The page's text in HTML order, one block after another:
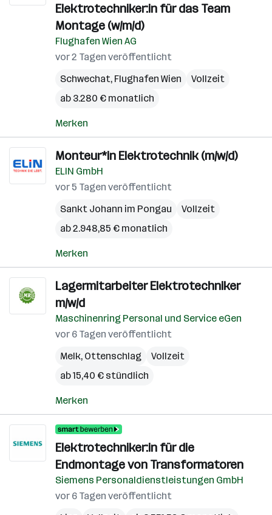
Elektrotechniker:in für das Team
Montage (w/m/d)
Flughafen Wien AG
vor 2 Tagen veröffentlicht
Schwechat, Flughafen Wien
Vollzeit
ab 3.280 € monatlich
Merken
Monteur*in Elektrotechnik (m/w/d)
ELIN GmbH
vor 5 Tagen veröffentlicht
Sankt Johann im Pongau
Vollzeit
ab 2.948,85 € monatlich
Merken
Lagermitarbeiter Elektrotechniker
m/w/d
Maschinenring Personal und Service eGen
vor 6 Tagen veröffentlicht
Melk, Ottenschlag
Vollzeit
ab 15,40 € stündlich
Merken
Elektrotechniker:in für die
Endmontage von Transformatoren
Siemens Personaldienstleistungen GmbH
vor 6 Tagen veröffentlicht